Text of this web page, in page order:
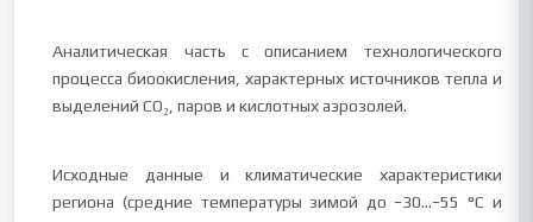
Аналитическая часть с описанием технологического
процесса биоокисления, характерных источников тепла и
выделений CO₂, паров и кислотных аэрозолей.
Исходные данные и климатические характеристики
региона (средние температуры зимой до −30…−55 °C и